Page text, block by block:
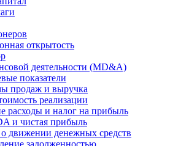
открытость
деятельности (MD&A)
показатели
продаж и выручка
реализации
расходы и налог на прибыль
и чистая прибыль
движении денежных средств
задолженностью